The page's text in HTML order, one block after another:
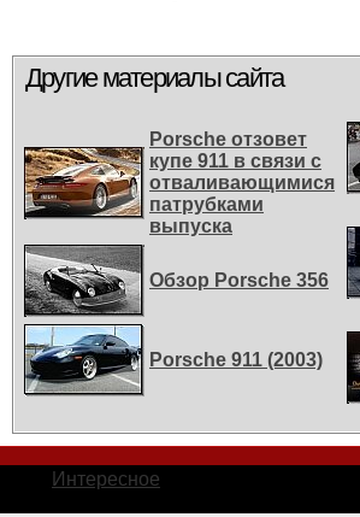
Другие материалы сайта
Porsche отзовет
купе 911 в связи с
отваливающимися
патрубками
выпуска
Обзор Porsche 356
Porsche 911 (2003)
Интересное